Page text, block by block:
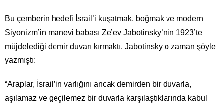
Bu çemberin hedefi İsrail’i kuşatmak, boğmak ve modern
Siyonizm’in manevi babası Ze’ev Jabotinsky’nin 1923’te
müjdelediği demir duvarı kırmaktı. Jabotinsky o zaman şöyle
yazmıştı:
“Araplar, İsrail’in varlığını ancak demirden bir duvarla,
aşılamaz ve geçilemez bir duvarla karşılaştıklarında kabul